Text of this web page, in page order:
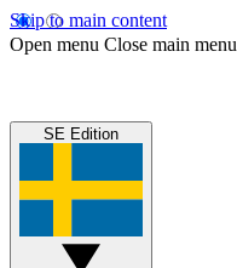
Skip to main content
Open menu Close main menu
SE Edition